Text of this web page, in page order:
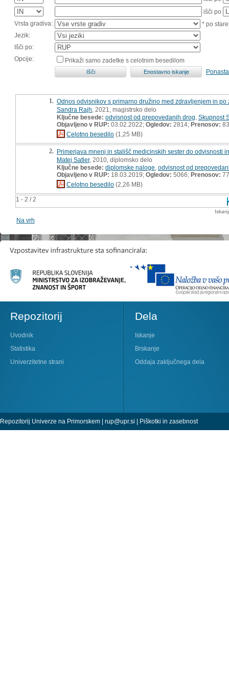
išči po
Vrsta gradiva:
* po
Jezik:
Išči po:
Opcije:
Prikaži samo zadetke s celotnim besedilom
1 - 2 / 2
1. Odnos odvisnikov s primarno družino med zdravljenjem in
Sandra Rajh , 2021, magistrsko delo
Ključne besede: odvisnost od prepovedanih drog Skupnost
Objavljeno v RUP: 03.02.2022; Ogledov: 2814; Prenosov: 83
Celotno besedilo (1,25 MB)
2. Primerjava mnenj in stališč medicinskih sester do odvisnosti
Matej Satler, 2010, diplomsko delo
Ključne besede: diplomske naloge odvisnost od
Objavljeno v RUP: 18.03.2019; Ogledov: 5066; Prenosov: 77
Celotno besedilo (2,26 MB)
Na vrh
Repozitorij
Uvodnik
Statistika
Univerzitetne strani
Dela
Iskanje
Brskanje
Oddaja zaključnega dela
Repozitorij Univerze na Primorskem | rup@upr.si | Piškotki in zasebnost